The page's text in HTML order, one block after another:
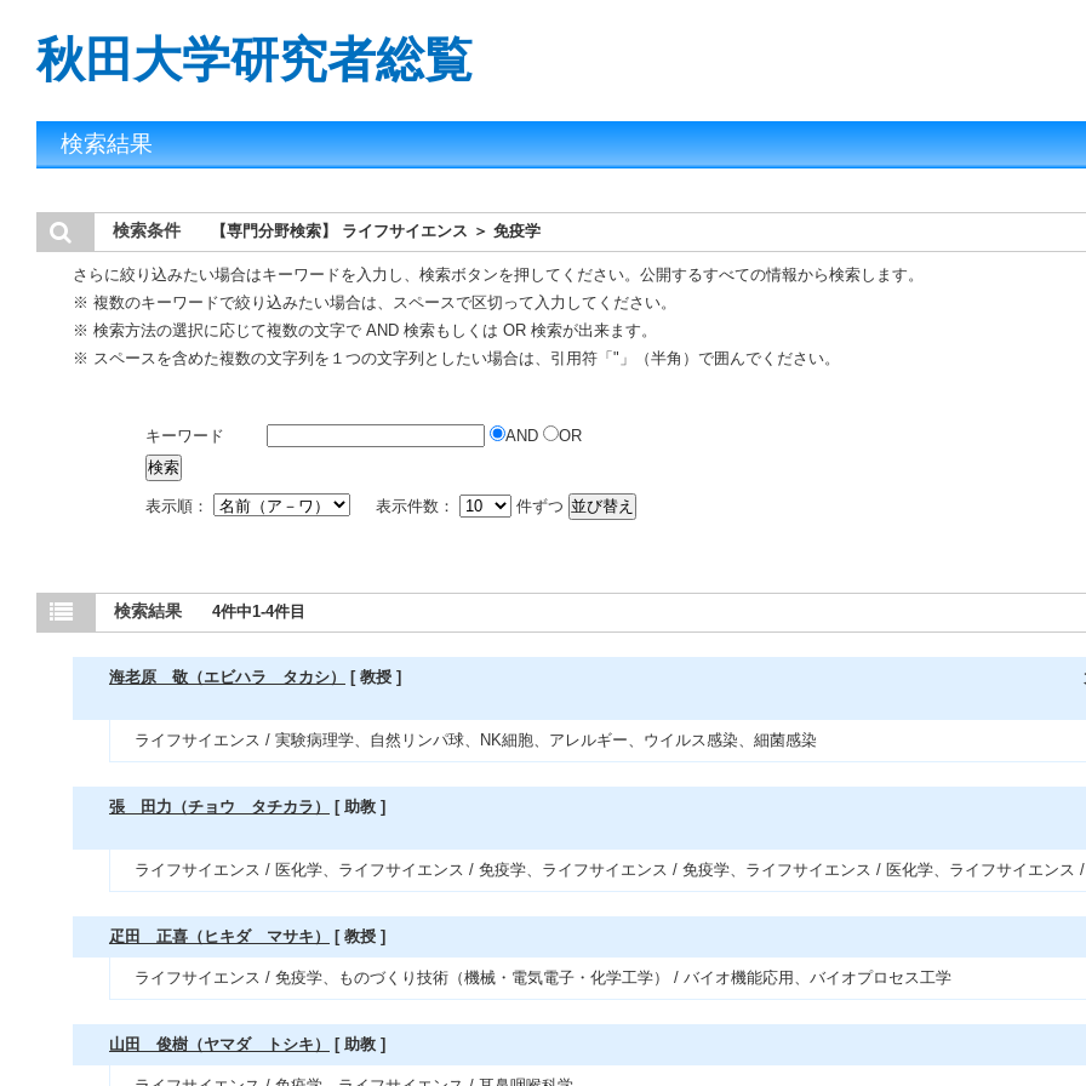
秋田大学研究者総覧
検索結果
検索条件 【専門分野検索】 ライフサイエンス ＞ 免疫学
さらに絞り込みたい場合はキーワードを入力し、検索ボタンを押してください。公開するすべての情報から検索します。
※ 複数のキーワードで絞り込みたい場合は、スペースで区切って入力してください。
※ 検索方法の選択に応じて複数の文字で AND 検索もしくは OR 検索が出来ます。
※ スペースを含めた複数の文字列を１つの文字列としたい場合は、引用符「"」（半角）で囲んでください。
キーワード AND OR
表示順： 表示件数： 件ずつ
検索結果 4件中1-4件目
海老原 敬（エビハラ タカシ） [ 教授 ]
ライフサイエンス / 実験病理学、自然リンパ球、NK細胞、アレルギー、ウイルス感染、細菌感染
張 田力（チョウ タチカラ） [ 助教 ]
ライフサイエンス / 医化学、ライフサイエンス / 免疫学、ライフサイエンス / 免疫学、ライフサイエンス / 医化学、ライフサイエンス
疋田 正喜（ヒキダ マサキ） [ 教授 ]
ライフサイエンス / 免疫学、ものづくり技術（機械・電気電子・化学工学） / バイオ機能応用、バイオプロセス工学
山田 俊樹（ヤマダ トシキ） [ 助教 ]